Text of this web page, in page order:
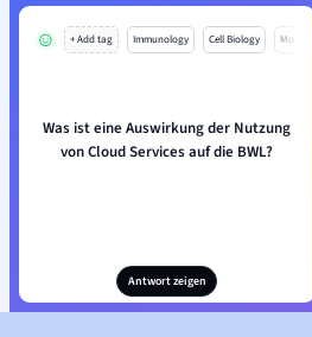
+ Add tag Immunology Cell Biology Mo
Was ist eine Auswirkung der Nutzung
von Cloud Services auf die BWL?
Antwort zeigen